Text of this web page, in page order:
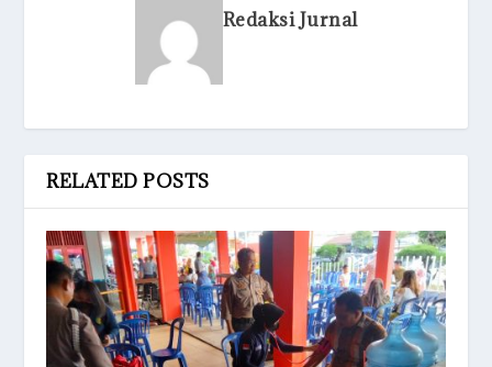
Redaksi Jurnal
RELATED POSTS